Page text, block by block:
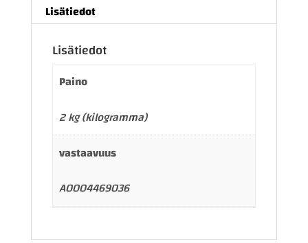
Lisätiedot
Lisätiedot
Paino
2 kg (kilogramma)
vastaavuus
A0004469036